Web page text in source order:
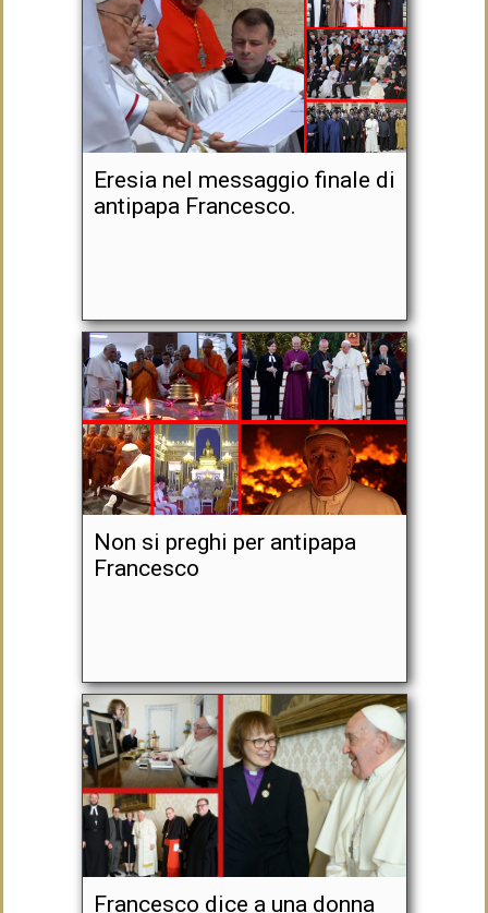
Eresia nel messaggio finale di
antipapa Francesco.
Non si preghi per antipapa
Francesco
Francesco dice a una donna